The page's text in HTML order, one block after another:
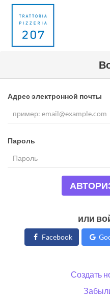
Адрес электронной почты
Пароль
или
Facebook
Создать